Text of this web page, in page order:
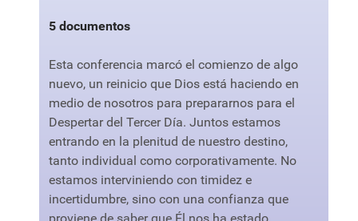
5 documentos
Esta conferencia marcó el comienzo de algo
nuevo, un reinicio que Dios está haciendo en
medio de nosotros para prepararnos para el
Despertar del Tercer Día. Juntos estamos
entrando en la plenitud de nuestro destino,
tanto individual como corporativamente. No
estamos interviniendo con timidez e
incertidumbre, sino con una confianza que